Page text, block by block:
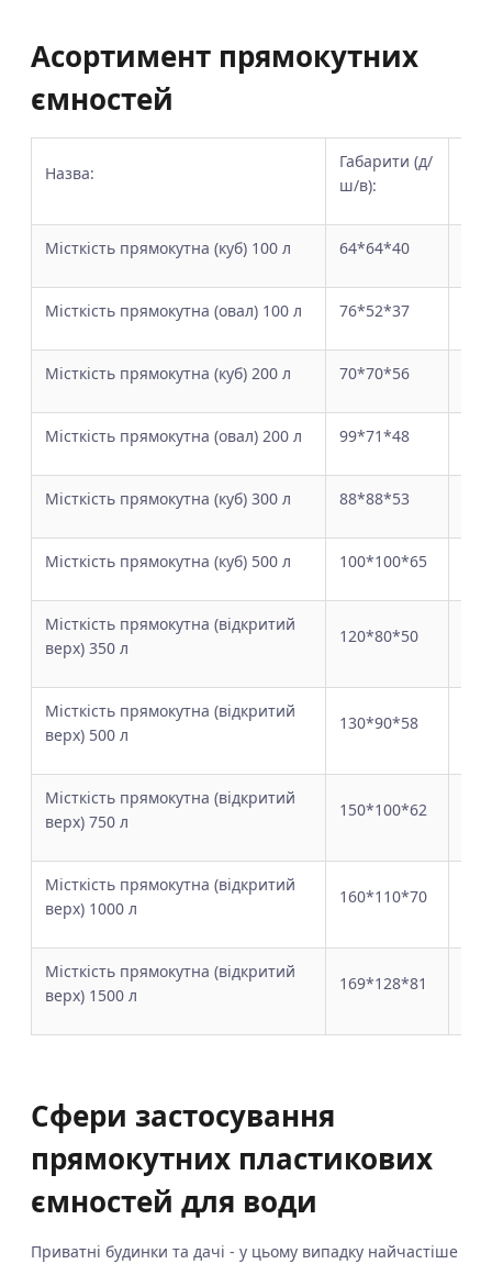
Асортимент прямокутних
ємностей
Назва:
Габарити (д/
ш/в):
Місткість прямокутна (куб) 100 л 64*64*40
Місткість прямокутна (овал) 100 л 76*52*37
Місткість прямокутна (куб) 200 л 70*70*56
Місткість прямокутна (овал) 200 л 99*71*48
Місткість прямокутна (куб) 300 л 88*88*53
Місткість прямокутна (куб) 500 л 100*100*65
Місткість прямокутна (відкритий
верх) 350 л
120*80*50
Місткість прямокутна (відкритий
верх) 500 л
130*90*58
Місткість прямокутна (відкритий
верх) 750 л
150*100*62
Місткість прямокутна (відкритий
верх) 1000 л
160*110*70
Місткість прямокутна (відкритий
верх) 1500 л
169*128*81
Сфери застосування
прямокутних пластикових
ємностей для води
Приватні будинки та дачі - у цьому випадку найчастіше